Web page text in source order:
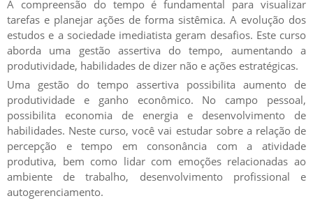
A compreensão do tempo é fundamental para visualizar
tarefas e planejar ações de forma sistêmica. A evolução dos
estudos e a sociedade imediatista geram desafios. Este curso
aborda uma gestão assertiva do tempo, aumentando a
produtividade, habilidades de dizer não e ações estratégicas.
Uma gestão do tempo assertiva possibilita aumento de
produtividade e ganho econômico. No campo pessoal,
possibilita economia de energia e desenvolvimento de
habilidades. Neste curso, você vai estudar sobre a relação de
percepção e tempo em consonância com a atividade
produtiva, bem como lidar com emoções relacionadas ao
ambiente de trabalho, desenvolvimento profissional e
autogerenciamento.